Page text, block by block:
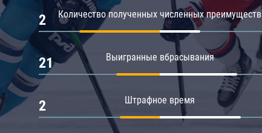
Количество полученных численных преимуществ
2
Выигранные вбрасывания
21
Штрафное время
2